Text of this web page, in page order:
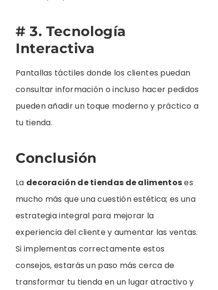
# 3. Tecnología
Interactiva
Pantallas táctiles donde los clientes puedan
consultar información o incluso hacer pedidos
pueden añadir un toque moderno y práctico a
tu tienda.
Conclusión
La decoración de tiendas de alimentoses
mucho más que una cuestión estética; es una
estrategia integral para mejorar la
experiencia del cliente y aumentar las ventas.
Si implementas correctamente estos
consejos, estarás un paso más cerca de
transformar tu tienda en un lugar atractivo y